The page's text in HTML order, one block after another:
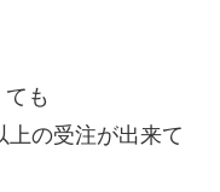
も
上の受注が出来て